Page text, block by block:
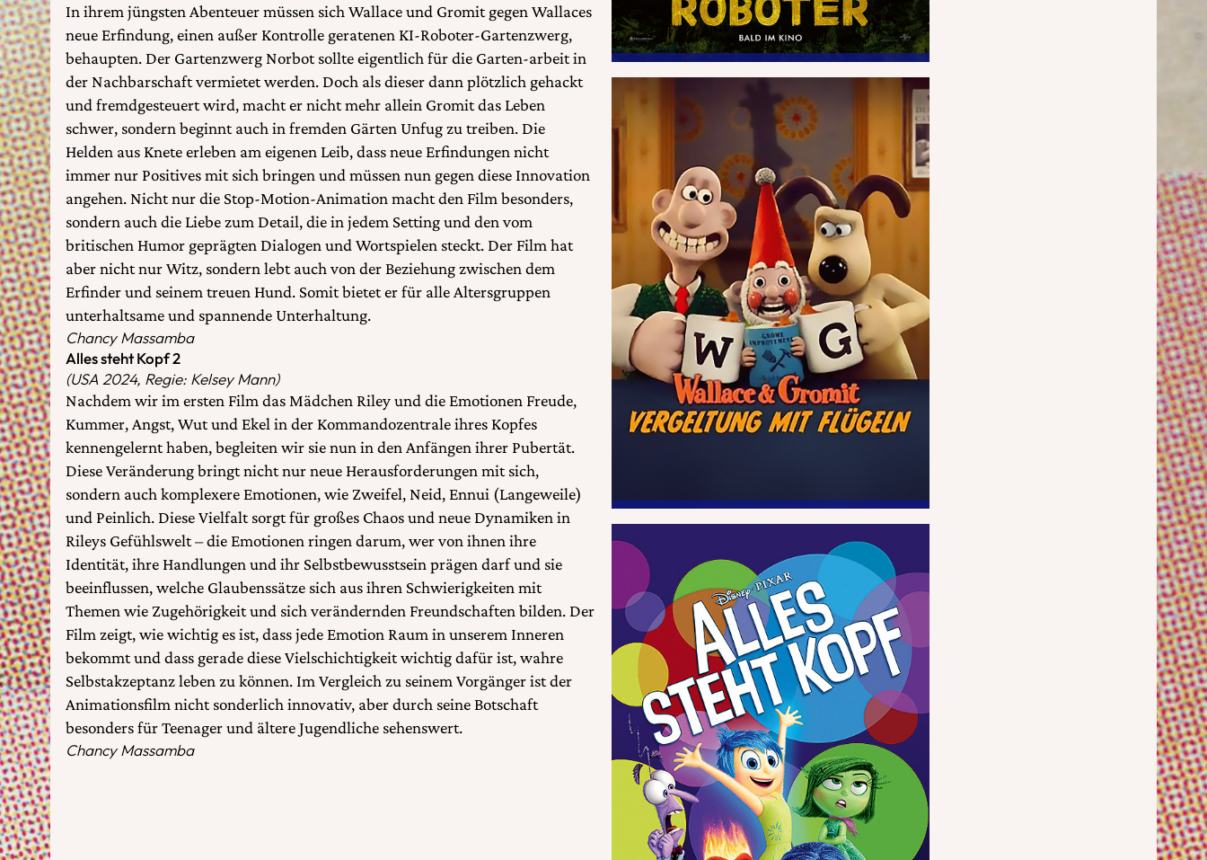
In ihrem jüngsten Abenteuer müssen sich Wallace und Gromit gegen Wallaces
neue Erfindung, einen außer Kontrolle geratenen KI-Roboter-Gartenzwerg,
behaupten. Der Gartenzwerg Norbot sollte eigentlich für die Garten-arbeit in
der Nachbarschaft vermietet werden. Doch als dieser dann plötzlich gehackt
und fremdgesteuert wird, macht er nicht mehr allein Gromit das Leben
schwer, sondern beginnt auch in fremden Gärten Unfug zu treiben. Die
Helden aus Knete erleben am eigenen Leib, dass neue Erfindungen nicht
immer nur Positives mit sich bringen und müssen nun gegen diese Innovation
angehen. Nicht nur die Stop-Motion-Animation macht den Film besonders,
sondern auch die Liebe zum Detail, die in jedem Setting und den vom
britischen Humor geprägten Dialogen und Wortspielen steckt. Der Film hat
aber nicht nur Witz, sondern lebt auch von der Beziehung zwischen dem
Erfinder und seinem treuen Hund. Somit bietet er für alle Altersgruppen
unterhaltsame und spannende Unterhaltung.
Chancy Massamba
Alles steht Kopf 2
(USA 2024, Regie: Kelsey Mann)
Nachdem wir im ersten Film das Mädchen Riley und die Emotionen Freude,
Kummer, Angst, Wut und Ekel in der Kommandozentrale ihres Kopfes
kennengelernt haben, begleiten wir sie nun in den Anfängen ihrer Pubertät.
Diese Veränderung bringt nicht nur neue Herausforderungen mit sich,
sondern auch komplexere Emotionen, wie Zweifel, Neid, Ennui (Langeweile)
und Peinlich. Diese Vielfalt sorgt für großes Chaos und neue Dynamiken in
Rileys Gefühlswelt – die Emotionen ringen darum, wer von ihnen ihre
Identität, ihre Handlungen und ihr Selbstbewusstsein prägen darf und sie
beeinflussen, welche Glaubenssätze sich aus ihren Schwierigkeiten mit
Themen wie Zugehörigkeit und sich verändernden Freundschaften bilden. Der
Film zeigt, wie wichtig es ist, dass jede Emotion Raum in unserem Inneren
bekommt und dass gerade diese Vielschichtigkeit wichtig dafür ist, wahre
Selbstakzeptanz leben zu können. Im Vergleich zu seinem Vorgänger ist der
Animationsfilm nicht sonderlich innovativ, aber durch seine Botschaft
besonders für Teenager und ältere Jugendliche sehenswert.
Chancy Massamba